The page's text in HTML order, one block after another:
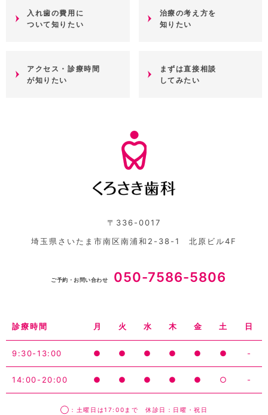
入れ歯の費用に
ついて知りたい
治療の考え方を
知りたい
アクセス・診療時間
が知りたい
まずは直接相談
してみたい
〒336-0017
埼玉県さいたま市南区南浦和2-38-1 北原ビル4F
ご予約・お問い合わせ 050-7586-5806
診療時間 月 火 水 木 金 土 日
9:30-13:00 ● ● ● ● ● ● -
14:00-20:00 ● ● ● ● ● ○ -
◯：土曜日は17:00まで 休診日：日曜・祝日